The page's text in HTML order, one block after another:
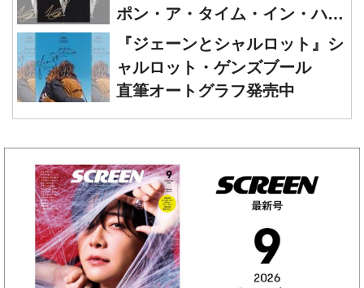
ポン・ア・タイム・イン・ハリ
ウッド』レオナルド・ディカプ
リオ 直筆オートグラフ発売中
『ジェーンとシャルロット』シ
ャルロット・ゲンズブール
直筆オートグラフ発売中